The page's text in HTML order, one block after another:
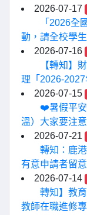
2026-07-17
「2026全
動，請全校學
2026-07-16
【轉知】
理「2026-2027
2026-07-15
❤️暑假平
溫）大家要注意
2026-07-21
轉知：鹿
有意申請者留意
2026-07-14
轉知】教
教師在職進修